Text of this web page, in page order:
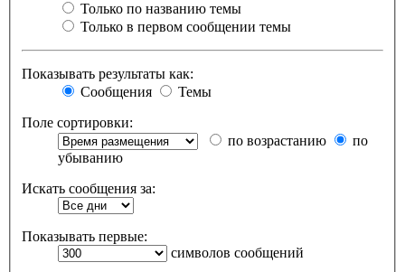
Только по названию темы
Только в первом сообщении темы
Показывать результаты как:
Сообщения
Темы
Поле сортировки:
по возрастанию
по
убыванию
Искать сообщения за:
Показывать первые:
символов сообщений